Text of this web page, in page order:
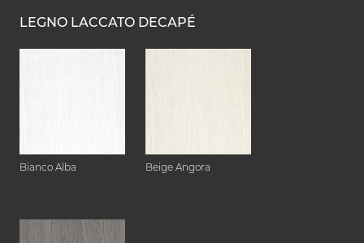
LEGNO LACCATO DECAPÉ
Bianco Alba Beige Angora